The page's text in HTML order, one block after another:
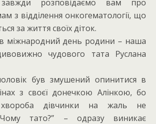
розповідаємо вам про
з відділення онкогематології, що
за життя своїх діток.
в міжнародний день родини – наша
чудового тата Руслана
був змушений опинитися в
з своєї донечкою Алінкою, бо
хвороба дівчинки на жаль не
тато?” – одразу виникає